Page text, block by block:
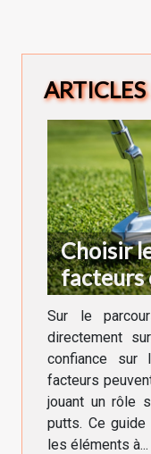
Choisir
facteurs
Sur le
directement
confiance sur
facteurs
jouant un rôle
putts. Ce
les éléments à...